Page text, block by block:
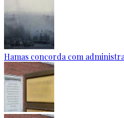
Hamas concorda com